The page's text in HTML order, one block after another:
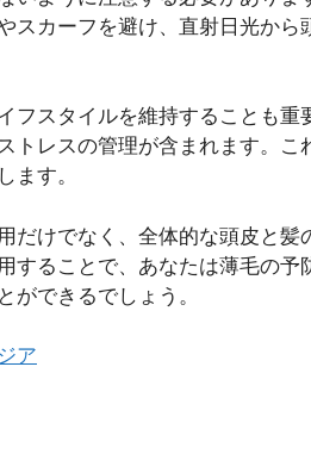
スカーフを避け、直射日光から
フスタイルを維持することも重
レスの管理が含まれます。こ
ます。
だけでなく、全体的な頭皮と髪
することで、あなたは薄毛の予
ができるでしょう。
ア